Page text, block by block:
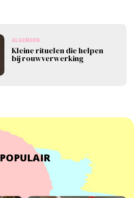
ALGEMEEN
Kleine rituelen die helpen
bij rouwverwerking
POPULAIR